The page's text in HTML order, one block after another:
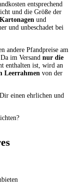
entsprechend
und die Größe der
und
und unbeschadet bei
andere Pfandpreise am
im Versand nur die
enthalten ist, wird an
Leerrahmen von der
einen ehrlichen und